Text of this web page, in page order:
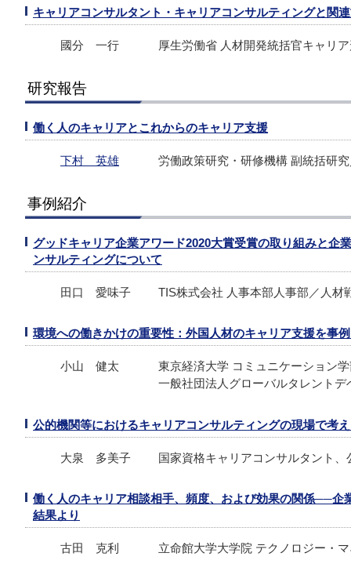
キャリアコンサルタント・キャリアコンサルティングと関
國分 一行 厚生労働省 人材開発統括官キャリ
研究報告
働く人のキャリアとこれからのキャリア支援
下村 英雄 労働政策研究・研修機構 副統括研
事例紹介
グッドキャリア企業アワード2020大賞受賞の取り組みと企
ンサルティングについて
田口 愛味子 TIS株式会社 人事本部人事部／人材
環境への働きかけの重要性：外国人材のキャリア支援を事
小山 健太
東京経済大学 コミュニケーション
一般社団法人グローバルタレント
公的機関等におけるキャリアコンサルティングの現場で考
大泉 多美子 国家資格キャリアコンサルタント
働く人のキャリア相談相手、頻度、および効果の関係──企
結果より
古田 克利 立命館大学大学院 テクノロジー・